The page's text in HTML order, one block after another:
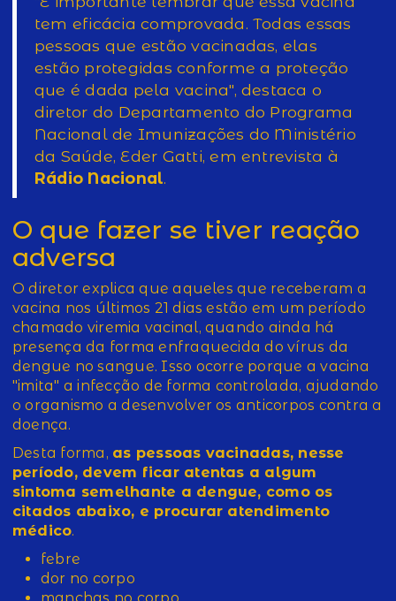
tem eficácia comprovada. Todas essas
pessoas que estão vacinadas, elas
estão protegidas conforme a proteção
que é dada pela vacina", destaca o
diretor do Departamento do Programa
Nacional de Imunizações do Ministério
da Saúde, Eder Gatti, em entrevista à
Rádio Nacional.
O que fazer se tiver reação
adversa
O diretor explica que aqueles que receberam a
vacina nos últimos 21 dias estão em um período
chamado viremia vacinal, quando ainda há
presença da forma enfraquecida do vírus da
dengue no sangue. Isso ocorre porque a vacina
"imita" a infecção de forma controlada, ajudando
o organismo a desenvolver os anticorpos contra a
doença.
Desta forma, as pessoas vacinadas, nesse
período, devem ficar atentas a algum
sintoma semelhante a dengue, como os
citados abaixo, e procurar atendimento
médico.
febre
dor no corpo